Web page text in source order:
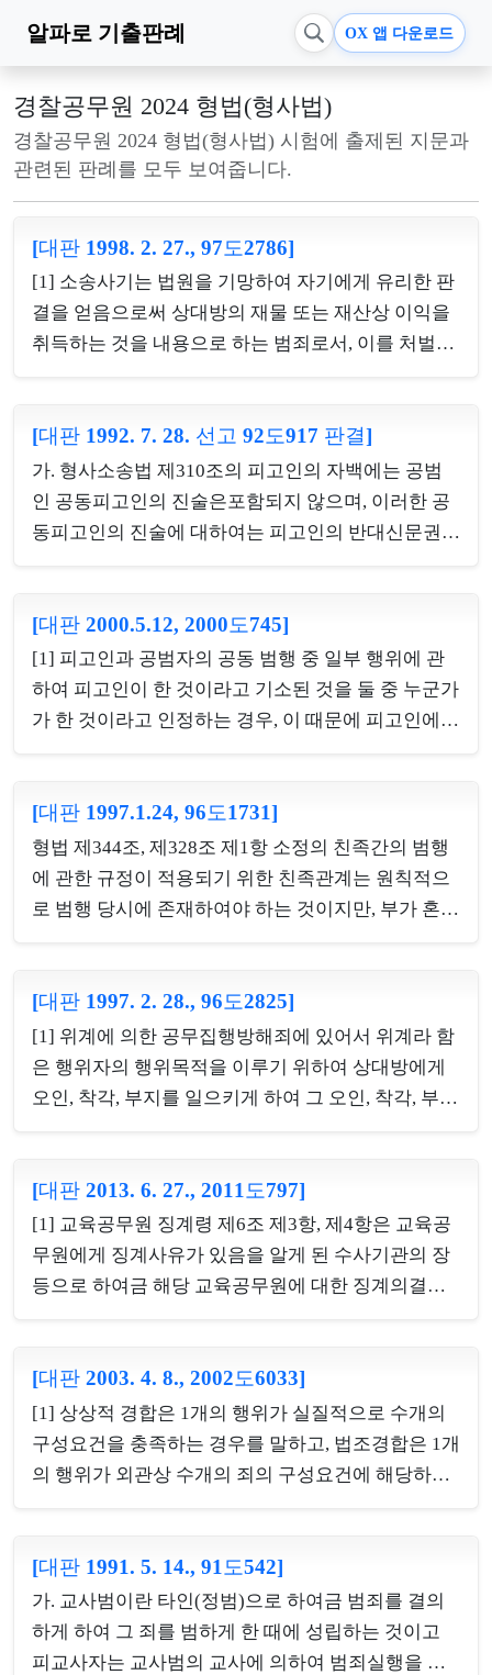
알파로 기출판례 OX 앱 다운로드
경찰공무원 2024 형법(형사법)
경찰공무원 2024 형법(형사법) 시험에 출제된 지문과
관련된 판례를 모두 보여줍니다.
[대판 1998. 2. 27., 97도2786]
[1] 소송사기는 법원을 기망하여 자기에게 유리한 판
결을 얻음으로써 상대방의 재물 또는 재산상 이익을
취득하는 것을 내용으로 하는 범죄로서, 이를 처벌하
사재판제도의 위축을 가져올 수밖에 없으므로, 피고
인이 그 범행을 인정한 경우 외에는 그 소송상의 주장
이 사실과 다름이 객관적으로 명백하거나 피고인이
그 소송상의 주장이 명백히 허위인 것을 인식하였거
극적 소송당사자인 원고뿐만 아니라 방어적인 위치
에 있는 피고라 하더라도 허위내용의 서류를 작성하
여 이를 증거로 제출하거나 위증을 시키는 등의 적극
적인 방법으로 ...
[대판 1992. 7. 28. 선고 92도917 판결]
가. 형사소송법 제310조의 피고인의 자백에는 공범
인 공동피고인의 진술은포함되지 않으며, 이러한 공
동피고인의 진술에 대하여는 피고인의 반대신문권이
장에서의 실행행위의 분담을 요하나 이 실행행위의
분담은 반드시 동시에 동일장소에서 실행행위를 특
정하여 분담하는 것만을 뜻하는 것이 아니라 시간적
으로나 장소적으로 서로 협동관계에 있다고 볼 수 있
시간적으로 주거침입행위가 선행되므로 주거침입을
한 때에 본죄의 실행에 착수한 것으로 볼 것인바, 같
은 조 제2항 소정의 흉기휴대 합동강도죄에 있어서도
그 강도행위가 야...
[대판 2000.5.12, 2000도745]
[1] 피고인과 공범자의 공동 범행 중 일부 행위에 관
하여 피고인이 한 것이라고 기소된 것을 둘 중 누군가
가 한 것이라고 인정하는 경우, 이 때문에 피고인에게
한다고 볼 수 없다. [2] 결과적 가중범인 상해치사죄
의 공동정범은 폭행 기타의 신체침해 행위를 공동으
로 할 의사가 있으면 성립되고 결과를 공동으로 할 의
사는 필요 없으며, 여러 사람이 상해의 범의로 범행
수 없는 때가 아닌 한 상해치사의 죄책을 면할 수 없
다. [3] 형법 제48조 제1항의 범인에는 공범자도 포함
된다고 해석되므로, 범인 자신의 소유물은 물론 공범
자의...
[대판 1997.1.24, 96도1731]
형법 제344조, 제328조 제1항 소정의 친족간의 범행
에 관한 규정이 적용되기 위한 친족관계는 원칙적으
로 범행 당시에 존재하여야 하는 것이지만, 부가 혼인
효력이 생기는 것이며, 이와 같은 인지의 소급효는 친
족상도례에 관한 규정의 적용에도 미친다고 보아야
할 것이므로, 인지가 범행 후에 이루어진 경우라고 하
더라도 그 소급효에 따라 형성되는 친족관계를 기초
[대판 1997. 2. 28., 96도2825]
[1] 위계에 의한 공무집행방해죄에 있어서 위계라 함
은 행위자의 행위목적을 이루기 위하여 상대방에게
오인, 착각, 부지를 일으키게 하여 그 오인, 착각, 부지
[2] 행정관청이 출원에 의한 인·허가처분을 함에 있
어서는 그 출원사유가 사실과 부합하지 아니하는 경
우가 있음을 전제로 하여 인·허가할 것인지 여부를
심사결정하는 것이므로, 행정관청이 사실을 충분히
를 하였다면, 이는 행정관청의 불충분한 심사에 기인
한 것으로서 출원자의 위계에 의한 것이었다고 할 수
없어 위계에 의한 공무집행방해죄를 구성하지 않는
다. [3] 출원에 ...
[대판 2013. 6. 27., 2011도797]
[1] 교육공무원 징계령 제6조 제3항, 제4항은 교육공
무원에게 징계사유가 있음을 알게 된 수사기관의 장
등으로 하여금 해당 교육공무원에 대한 징계의결요
차의 원활한 진행이 가능하도록 하는 한편, 징계의결
요구권자에 의한 자의적인 징계운영을 견제하려는
데에 그 취지가 있다. 그러므로 이 경우에도 징계의결
요구권을 갖는 교육기관 등의 장은 통보받은 자료 등
는다고 할 것이지만, 통보받은 자료 등을 통해 징계사
유에 해당함이 객관적으로 명백하다고 확인되는 때
에는 상당한 이유가 없는 한 1월 이내에 징계의결을
요구할 의무가 있다...
[대판 2003. 4. 8., 2002도6033]
[1] 상상적 경합은 1개의 행위가 실질적으로 수개의
구성요건을 충족하는 경우를 말하고, 법조경합은 1개
의 행위가 외관상 수개의 죄의 구성요건에 해당하는
건적 평가와 보호법익의 측면에서 고찰하여 판단하
여야 한다.[2] 법조경합의 한 형태인 특별관계란 어느
구성요건이 다른 구성요건의 모든 요소를 포함하는
외에 다른 요소를 구비하여야 성립하는 경우로서 특
[대판 1991. 5. 14., 91도542]
가. 교사범이란 타인(정범)으로 하여금 범죄를 결의
하게 하여 그 죄를 범하게 한 때에 성립하는 것이고
피교사자는 교사범의 교사에 의하여 범죄실행을 결